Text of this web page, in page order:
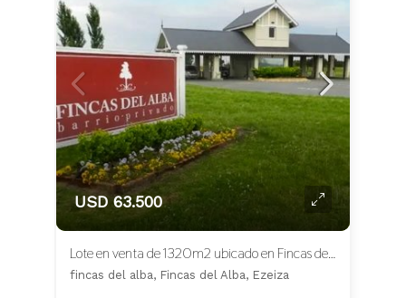
USD 63.500
Lote en venta de 1320m2 ubicado en Fincas del Alba Apto Crédito
fincas del alba, Fincas del Alba, Ezeiza